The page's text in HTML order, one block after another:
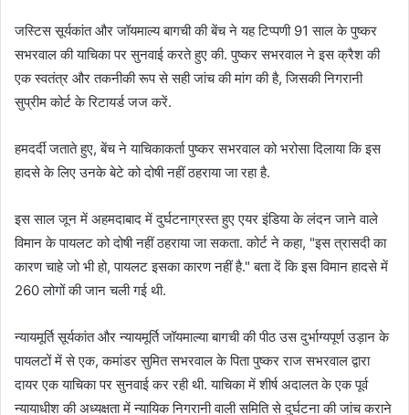
जस्टिस सूर्यकांत और जॉयमाल्य बागची की बेंच ने यह टिप्पणी 91 साल के पुष्कर
सभरवाल की याचिका पर सुनवाई करते हुए की. पुष्कर सभरवाल ने इस क्रैश की
एक स्वतंत्र और तकनीकी रूप से सही जांच की मांग की है, जिसकी निगरानी
सुप्रीम कोर्ट के रिटायर्ड जज करें.
हमदर्दी जताते हुए, बेंच ने याचिकाकर्ता पुष्कर सभरवाल को भरोसा दिलाया कि इस
हादसे के लिए उनके बेटे को दोषी नहीं ठहराया जा रहा है.
इस साल जून में अहमदाबाद में दुर्घटनाग्रस्त हुए एयर इंडिया के लंदन जाने वाले
विमान के पायलट को दोषी नहीं ठहराया जा सकता. कोर्ट ने कहा, "इस त्रासदी का
कारण चाहे जो भी हो, पायलट इसका कारण नहीं है." बता दें कि इस विमान हादसे में
260 लोगों की जान चली गई थी.
न्यायमूर्ति सूर्यकांत और न्यायमूर्ति जॉयमाल्या बागची की पीठ उस दुर्भाग्यपूर्ण उड़ान के
पायलटों में से एक, कमांडर सुमित सभरवाल के पिता पुष्कर राज सभरवाल द्वारा
दायर एक याचिका पर सुनवाई कर रही थी. याचिका में शीर्ष अदालत के एक पूर्व
न्यायाधीश की अध्यक्षता में न्यायिक निगरानी वाली समिति से दुर्घटना की जांच कराने